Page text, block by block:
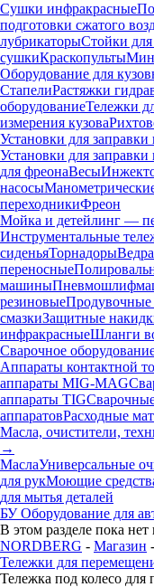
Сушки инфракрасные
подготовки сжатого
лубрикаторыСтойки
сушкиКраскопульты
Оборудование для
СтапелиРастяжки
оборудованиеТележки
измерения кузова
Установки для
Установки для
для фреонаВесы
насосы
переходникиФреон
Мойка и детейлинг —
Инструментальные
сиденьяТорнадоры
переносные
машины
резиновыеПродувочные
смазкиЗащитные
инфракрасныеШланги
Сварочное
Аппараты контактной
аппараты MIG-MAG
аппараты TIG
аппаратовРасходные
Масла, очистители,
→
МаслаУниверсальные
для рукМоющие
для мытья деталей
БУ Оборудование для
В этом разделе пока нет
NORDBERG - Магазин -
Тележки для
Тележка под колесо